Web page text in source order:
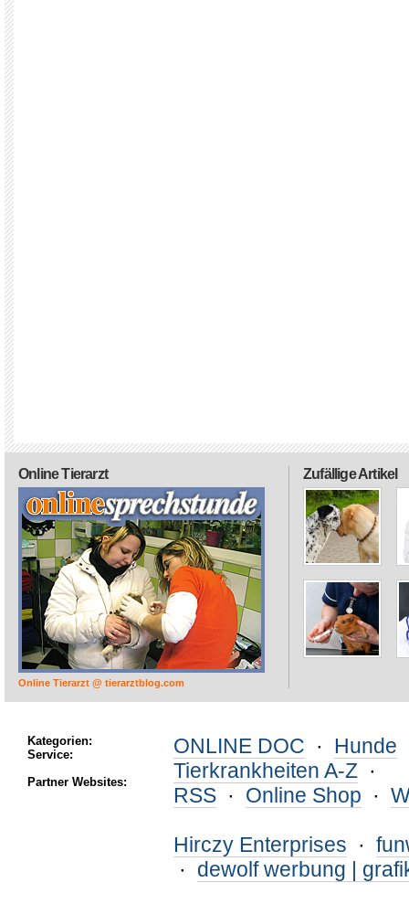
Zufällige Artikel
Online Tierarzt
Online Tierarzt @ tierarztblog.com
Kategorien:
Service:
Partner Websites:
ONLINE DOC · Hunde
Tierkrankheiten A-Z ·
RSS · Online Shop ·
Hirczy Enterprises ·
· dewolf werbung |